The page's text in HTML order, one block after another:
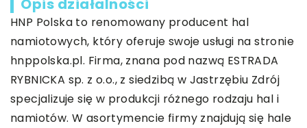
Opis działalności
HNP Polska to renomowany producent hal
namiotowych, który oferuje swoje usługi na stronie
hnppolska.pl. Firma, znana pod nazwą ESTRADA
RYBNICKA sp. z o.o., z siedzibą w Jastrzębiu Zdrój
specjalizuje się w produkcji różnego rodzaju hal i
namiotów. W asortymencie firmy znajdują się hale